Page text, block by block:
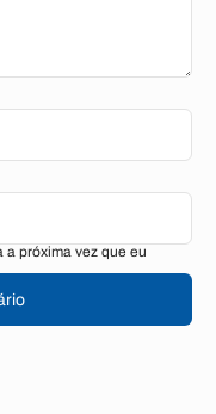
a próxima vez que eu